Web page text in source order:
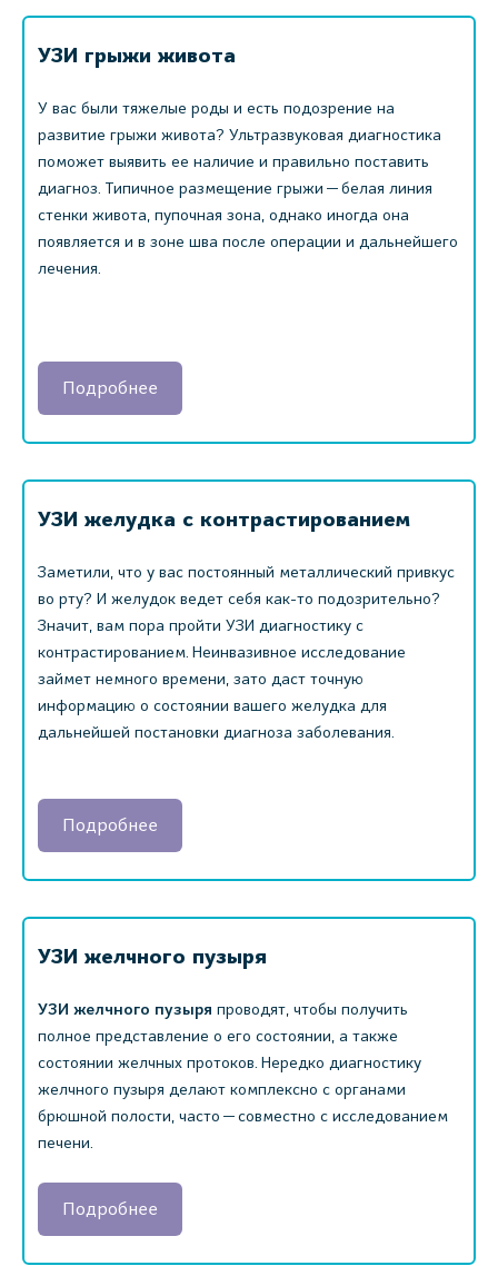
УЗИ грыжи живота
У вас были тяжелые роды и есть подозрение на
развитие грыжи живота? Ультразвуковая диагностика
поможет выявить ее наличие и правильно поставить
диагноз. Типичное размещение грыжи — белая линия
стенки живота, пупочная зона, однако иногда она
появляется и в зоне шва после операции и дальнейшего
лечения.
Подробнее
УЗИ желудка с контрастированием
Заметили, что у вас постоянный металлический привкус
во рту? И желудок ведет себя как-то подозрительно?
Значит, вам пора пройти УЗИ диагностику с
контрастированием. Неинвазивное исследование
займет немного времени, зато даст точную
информацию о состоянии вашего желудка для
дальнейшей постановки диагноза заболевания.
Подробнее
УЗИ желчного пузыря
УЗИ желчного пузыря проводят, чтобы получить
полное представление о его состоянии, а также
состоянии желчных протоков. Нередко диагностику
желчного пузыря делают комплексно с органами
брюшной полости, часто — совместно с исследованием
печени.
Подробнее